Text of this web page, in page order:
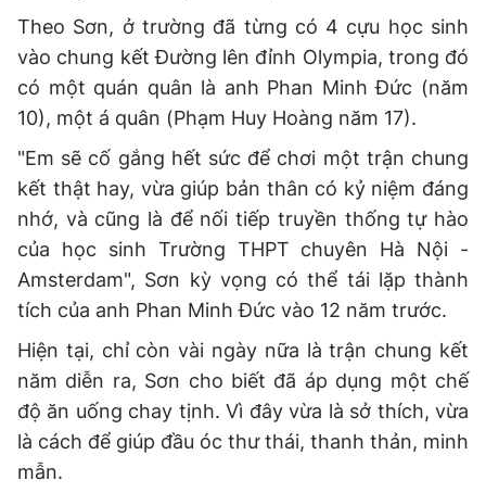
Theo Sơn, ở trường đã từng có 4 cựu học sinh
vào chung kết Đường lên đỉnh Olympia, trong đó
có một quán quân là anh Phan Minh Đức (năm
10), một á quân (Phạm Huy Hoàng năm 17).
"Em sẽ cố gắng hết sức để chơi một trận chung
kết thật hay, vừa giúp bản thân có kỷ niệm đáng
nhớ, và cũng là để nối tiếp truyền thống tự hào
của học sinh Trường THPT chuyên Hà Nội -
Amsterdam", Sơn kỳ vọng có thể tái lặp thành
tích của anh Phan Minh Đức vào 12 năm trước.
Hiện tại, chỉ còn vài ngày nữa là trận chung kết
năm diễn ra, Sơn cho biết đã áp dụng một chế
độ ăn uống chay tịnh. Vì đây vừa là sở thích, vừa
là cách để giúp đầu óc thư thái, thanh thản, minh
mẫn.